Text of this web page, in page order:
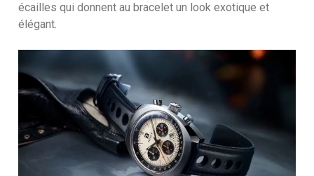
écailles qui donnent au bracelet un look exotique et
élégant.